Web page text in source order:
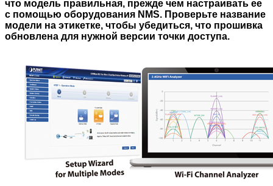
что модель правильная, прежде чем настраивать ее
с помощью оборудования NMS. Проверьте название
модели на этикетке, чтобы убедиться, что прошивка
обновлена ​​для нужной версии точки доступа.